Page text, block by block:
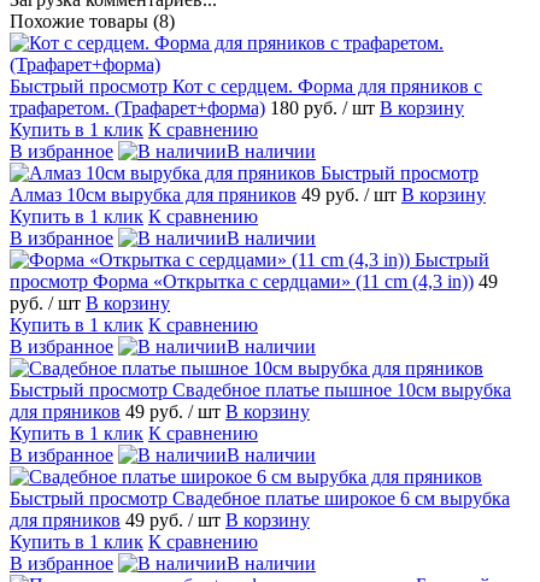
Похожие товары (8)
Быстрый просмотр Кот с сердцем. Форма для пряников с
трафаретом. (Трафарет+форма) 180 руб. / шт В корзину
Купить в 1 клик К сравнению
В избранное
В наличии
Быстрый просмотр
Алмаз 10см вырубка для пряников 49 руб. / шт В корзину
Купить в 1 клик К сравнению
В избранное
В наличии
Быстрый
просмотр Форма «Открытка с сердцами» (11 cm (4,3 in)) 49
руб. / шт В корзину
Купить в 1 клик К сравнению
В избранное
В наличии
Быстрый просмотр Свадебное платье пышное 10см вырубка
для пряников 49 руб. / шт В корзину
Купить в 1 клик К сравнению
В избранное
В наличии
Быстрый просмотр Свадебное платье широкое 6 см вырубка
для пряников 49 руб. / шт В корзину
Купить в 1 клик К сравнению
В избранное
В наличии